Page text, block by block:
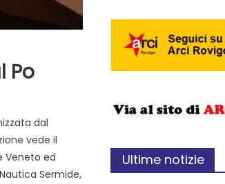
Po
dal
vede il
Veneto ed
Sermide,
Ultime notizie